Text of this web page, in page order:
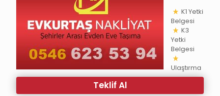
Teklif Al
K1 Yetki
Belgesi
K3
Yetki
Belgesi
Ulaştırma